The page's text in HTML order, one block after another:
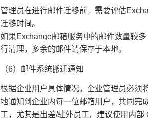
管理员在进行邮件迁移前，需要评估
迁移时间。
如果Exchange邮箱服务中的邮件数量较
行清理，多余的邮件请保存于本地。
（6）邮件系统搬迁通知
根据企业用户具体情况，企业管理员必须
地通知到企业内每一位邮箱用户，共同完
工，尤其是出差/驻外员工，建议使用内部